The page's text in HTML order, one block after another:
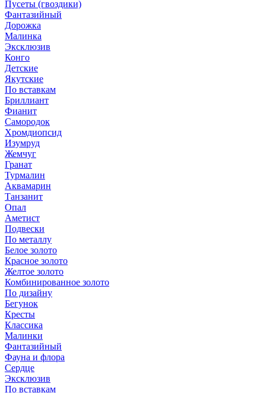
Пусеты (гвоздики)
Фантазийный
Дорожка
Малинка
Эксклюзив
Конго
Детские
Якутские
По вставкам
Бриллиант
Фианит
Самородок
Хромдиопсид
Изумруд
Жемчуг
Гранат
Турмалин
Аквамарин
Танзанит
Опал
Аметист
Подвески
По металлу
Белое золото
Красное золото
Желтое золото
Комбинированное золото
По дизайну
Бегунок
Кресты
Классика
Малинки
Фантазийный
Фауна и флора
Сердце
Эксклюзив
По вставкам